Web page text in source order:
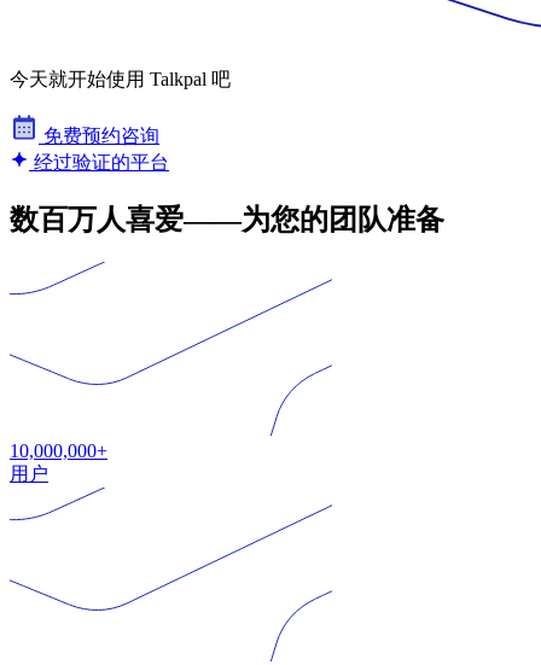
今天就开始使用 Talkpal 吧
免费预约咨询
经过验证的平台
数百万人喜爱——为您的团队准备
10,000,000+
用户